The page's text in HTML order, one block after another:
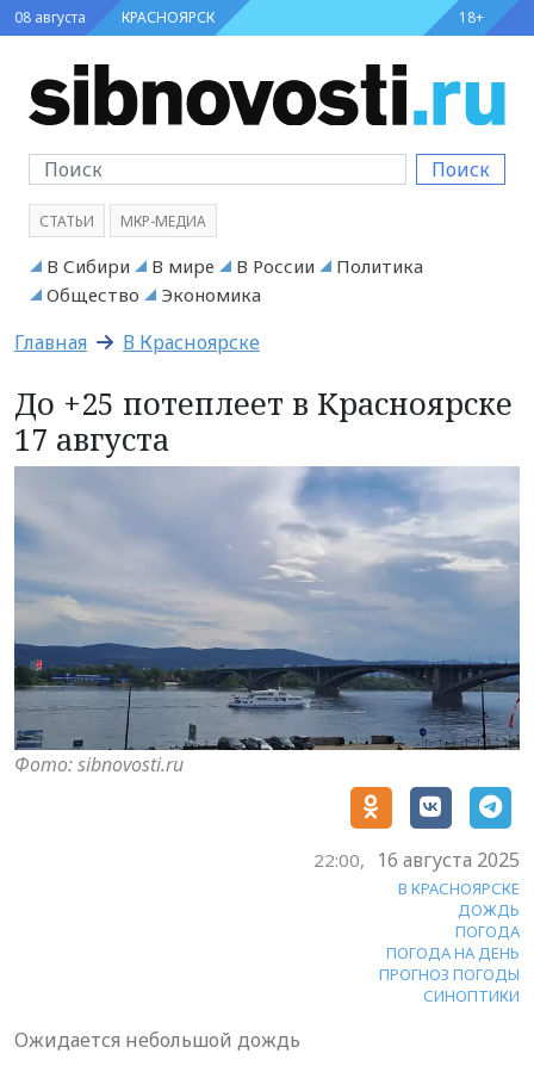
08 августа КРАСНОЯРСК 18+
Поиск
СТАТЬИ МКР-МЕДИА
В Сибири В мире В России
Политика
Общество
Экономика
Главная В Красноярске
До +25 потеплеет в Красноярске
17 августа
Фото: sibnovosti.ru
22:00, 16 августа 2025
В КРАСНОЯРСКЕ
ДОЖДЬ
ПОГОДА
ПОГОДА НА ДЕНЬ
ПРОГНОЗ ПОГОДЫ
СИНОПТИКИ
Ожидается небольшой дождь